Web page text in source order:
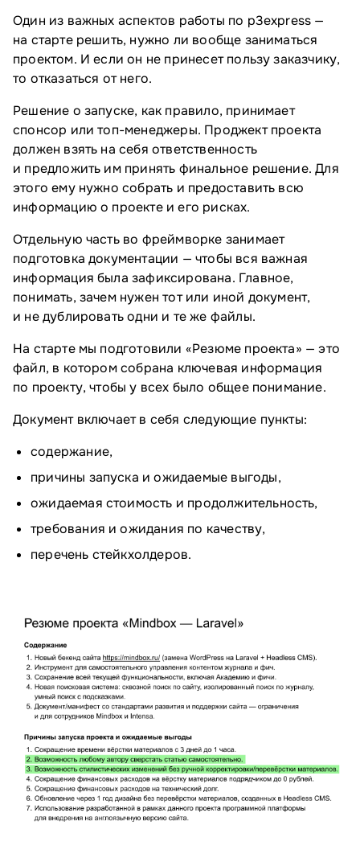
Один из важных аспектов работы по p3express —
на старте решить, нужно ли вообще заниматься
проектом. И если он не принесет пользу заказчику,
то отказаться от него.
Решение о запуске, как правило, принимает
спонсор или топ-менеджеры. Проджект проекта
должен взять на себя ответственность
и предложить им принять финальное решение. Для
этого ему нужно собрать и предоставить всю
информацию о проекте и его рисках.
Отдельную часть во фреймворке занимает
подготовка документации — чтобы вся важная
информация была зафиксирована. Главное,
понимать, зачем нужен тот или иной документ,
и не дублировать одни и те же файлы.
На старте мы подготовили «Резюме проекта» — это
файл, в котором собрана ключевая информация
по проекту, чтобы у всех было общее понимание.
Документ включает в себя следующие пункты:
содержание,
причины запуска и ожидаемые выгоды,
ожидаемая стоимость и продолжительность,
требования и ожидания по качеству,
перечень стейкхолдеров.